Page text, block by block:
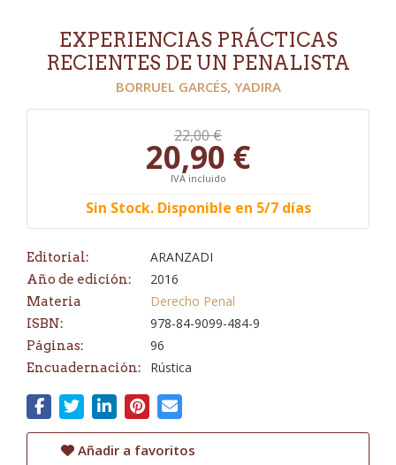
EXPERIENCIAS PRÁCTICAS
RECIENTES DE UN PENALISTA
BORRUEL GARCÉS, YADIRA
22,00 €
20,90 €
IVA incluido
Sin Stock. Disponible en 5/7 días
Editorial: ARANZADI
Año de edición: 2016
Materia Derecho Penal
ISBN: 978-84-9099-484-9
Páginas: 96
Encuadernación: Rústica
Añadir a favoritos